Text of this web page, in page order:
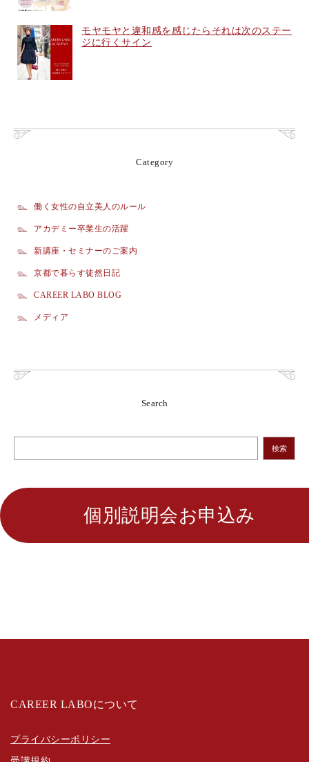
モヤモヤと違和感を感じたらそれは次のステー
ジに行くサイン
Category
働く女性の自立美人のルール
アカデミー卒業生の活躍
新講座・セミナーのご案内
京都で暮らす徒然日記
CAREER LABO BLOG
メディア
Search
検索
個別説明会お申込み
CAREER LABOについて
プライバシーポリシー